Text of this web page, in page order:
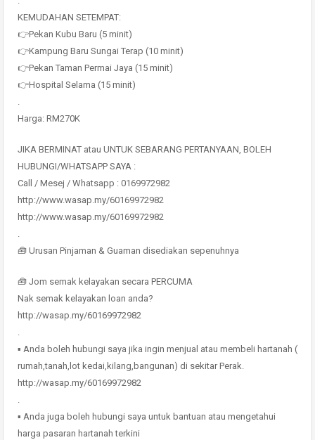
KEMUDAHAN SETEMPAT:
👉Pekan Kubu Baru (5 minit)
👉Kampung Baru Sungai Terap (10 minit)
👉Pekan Taman Permai Jaya (15 minit)
👉Hospital Selama (15 minit)
.
Harga: RM270K
JIKA BERMINAT atau UNTUK SEBARANG PERTANYAAN, BOLEH
HUBUNGI/WHATSAPP SAYA :
Call / Mesej / Whatsapp : 0169972982
http://www.wasap.my/60169972982
http://www.wasap.my/60169972982
.
🧰 Urusan Pinjaman & Guaman disediakan sepenuhnya
🧰 Jom semak kelayakan secara PERCUMA
Nak semak kelayakan loan anda?
http://wasap.my/60169972982
.
▪ Anda boleh hubungi saya jika ingin menjual atau membeli hartanah (
rumah,tanah,lot kedai,kilang,bangunan) di sekitar Perak.
http://wasap.my/60169972982
.
▪ Anda juga boleh hubungi saya untuk bantuan atau mengetahui
harga pasaran hartanah terkini